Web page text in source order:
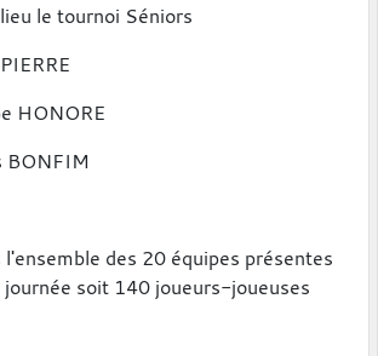
le tournoi Séniors
HONORE
BONFIM
des 20 équipes présentes
journée soit 140 joueurs-joueuses